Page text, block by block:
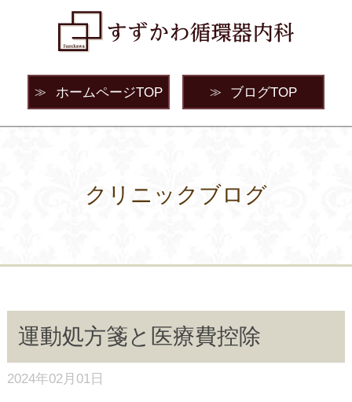
≫ ホームページTOP ≫ ブログTOP
クリニックブログ
運動処方箋と医療費控除
2024年02月01日